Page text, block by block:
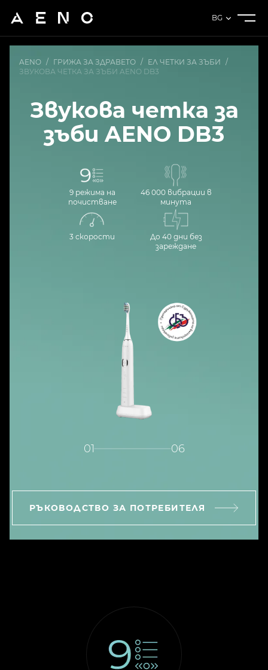
BG
AENO / ГРИЖА ЗА ЗДРАВЕТО / ЕЛ ЧЕТКИ ЗА ЗЪБИ /
ЗВУКОВА ЧЕТКА ЗА ЗЪБИ AENO DB3
Звукова четка за
зъби AENO DB3
9 режима на
почистване
46 000 вибрации в
минута
3 скорости
До 40 дни без
зареждане
01 06
РЪКОВОДСТВО ЗА ПОТРЕБИТЕЛЯ